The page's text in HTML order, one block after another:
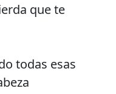
que te
todas esas